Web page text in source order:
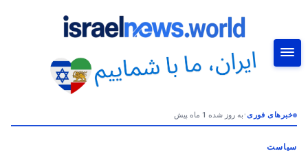
خبرهای فوری•به روز شده 1 ماه پیش
سیاست